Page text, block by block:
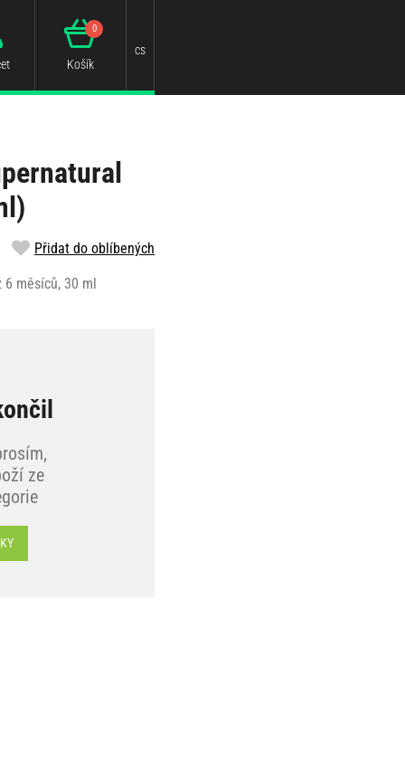
Košík
0
cs
Přidat do oblíbených
6 měsíců, 30 ml
ze